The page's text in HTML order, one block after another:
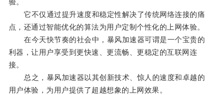
验。
它不仅通过提升速度和稳定性解决了传统网络连接的痛
点，还通过智能优化的算法为用户定制个性化的上网体验。
在今天快节奏的社会中，暴风加速器可谓是一个宝贵的
利器，让用户享受到更快速、更流畅、更稳定的互联网连
接。
总之，暴风加速器以其创新技术、惊人的速度和卓越的
用户体验，为用户提供了超越想象的上网效果。